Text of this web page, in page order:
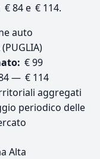
84 e € 114.
auto
€ 99
— € 114
aggregati
periodico delle
Alta